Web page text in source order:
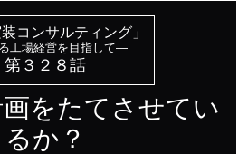
装コンサルティング」
工場経営を目指して—
第３２８話
をたてさせてい
るか？